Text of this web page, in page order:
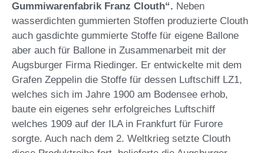
Gummiwarenfabrik Franz Clouth“. Neben
wasserdichten gummierten Stoffen produzierte Clouth
auch gasdichte gummierte Stoffe für eigene Ballone
aber auch für Ballone in Zusammenarbeit mit der
Augsburger Firma Riedinger. Er entwickelte mit dem
Grafen Zeppelin die Stoffe für dessen Luftschiff LZ1,
welches sich im Jahre 1900 am Bodensee erhob,
baute ein eigenes sehr erfolgreiches Luftschiff
welches 1909 auf der ILA in Frankfurt für Furore
sorgte. Auch nach dem 2. Weltkrieg setzte Clouth